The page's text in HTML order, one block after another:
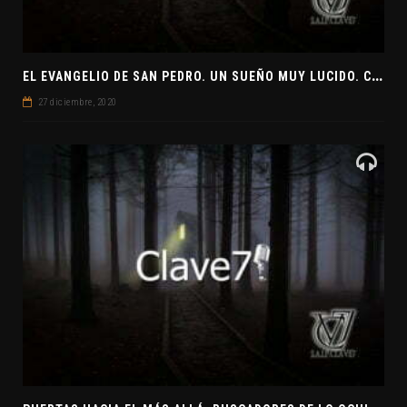
E
L EVANGELIO DE SAN PEDRO. UN SUEÑO MUY LUCIDO. CLAVE7 NEWS ¿PREPARADOS PARA UNA VISITA EXTRATERRESTRE?
27 diciembre, 2020